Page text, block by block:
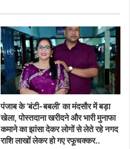
पंजाब के ‘बंटी-बबली’ का मंदसौर में बड़ा
खेला, पोस्तदाना खरीदने और भारी मुनाफा
कमाने का झांसा देकर लोगों से लेते रहे नगद
राशि लाखों लेकर हो गए रफूचक्कर..